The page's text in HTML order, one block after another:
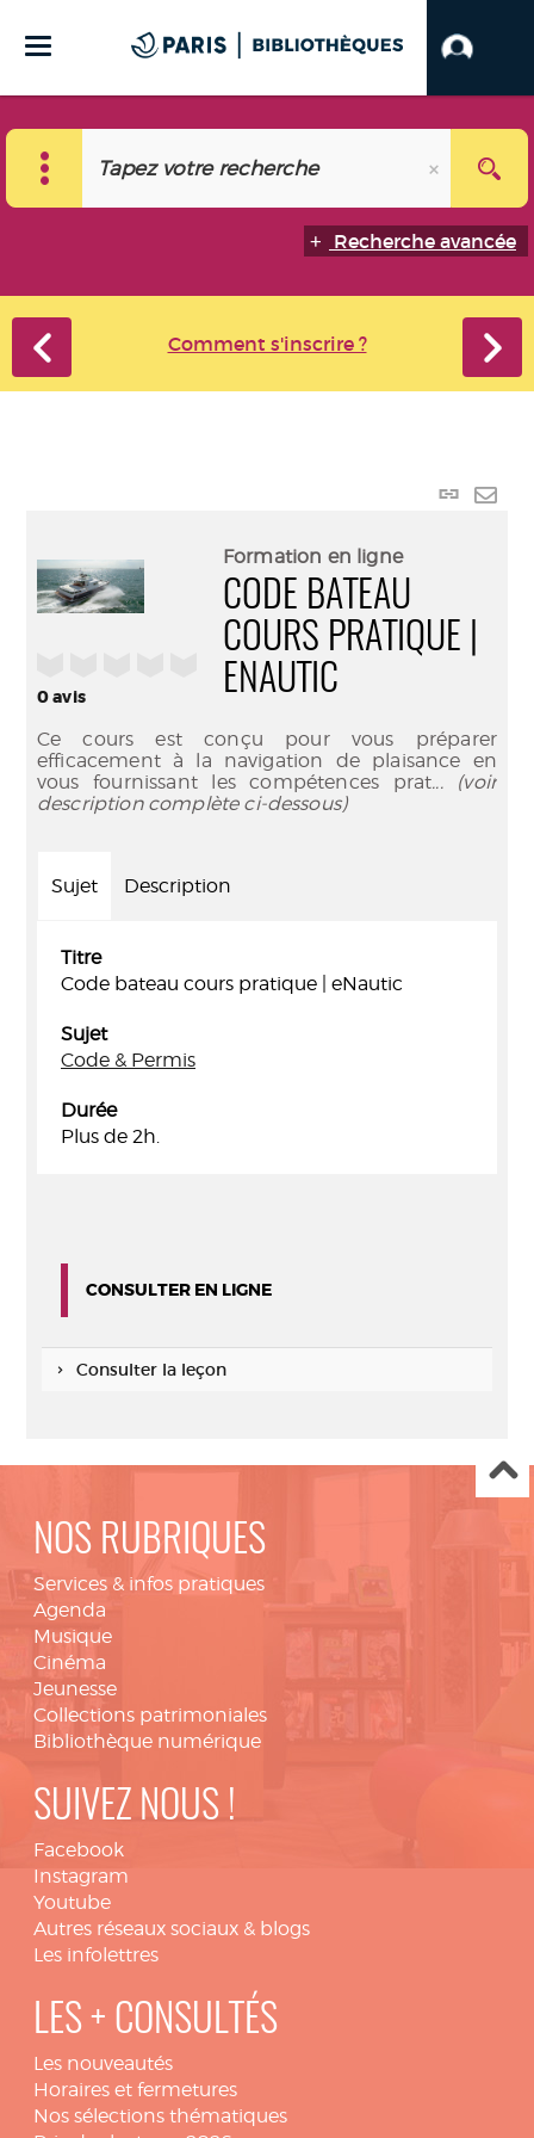
Recherche avancée
Comment s'inscrire ?
Lien
0avis
Formation en ligne
CODE BATEAU
COURS PRATIQUE |
ENAUTIC
Ce cours est conçu pour vous préparer
efficacement à la navigation de plaisance en
vous fournissant les compétences prat... (voir
description complète ci-dessous)
Sujet Description
Titre
Code bateau cours pratique | eNautic
Sujet
Code & Permis
Durée
Plus de 2h.
CONSULTER EN LIGNE
Consulter la leçon
NOS RUBRIQUES
Services & infos pratiques
Agenda
Musique
Cinéma
Jeunesse
Collections patrimoniales
Bibliothèque numérique
SUIVEZ NOUS !
Facebook
Instagram
Youtube
Autres réseaux sociaux & blogs
Les infolettres
LES + CONSULTÉS
Les nouveautés
Horaires et fermetures
Nos sélections thématiques